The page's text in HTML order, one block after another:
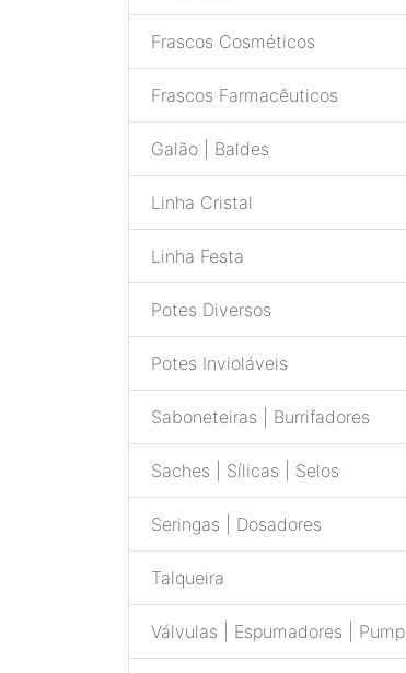
Frascos Cosméticos
Frascos Farmacêuticos
Galão | Baldes
Linha Cristal
Linha Festa
Potes Diversos
Potes Invioláveis
Saboneteiras | Burrifadores
Saches | Sílicas | Selos
Seringas | Dosadores
Talqueira
Válvulas | Espumadores | Pump